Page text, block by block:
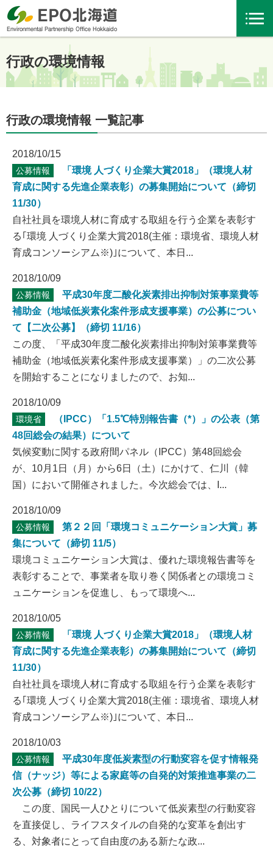
行政の環境情報
行政の環境情報 一覧記事
2018/10/15
公募情報
「環境 人づくり企業大賞2018」（環境人材
育成に関する先進企業表彰）の募集開始について（締切
11/30）
自社社員を環境人材に育成する取組を行う企業を表彰す
る｢環境 人づくり企業大賞2018(主催：環境省、環境人材
育成コンソーシアム※)｣について、本日...
2018/10/09
公募情報
平成30年度二酸化炭素排出抑制対策事業費等
補助金（地域低炭素化案件形成支援事業）の公募につい
て【二次公募】（締切 11/16）
この度、「平成30年度二酸化炭素排出抑制対策事業費等
補助金（地域低炭素化案件形成支援事業）」の二次公募
を開始することになりましたので、お知...
2018/10/09
環境省
（IPCC）「1.5℃特別報告書（*）」の公表（第
48回総会の結果）について
気候変動に関する政府間パネル（IPCC）第48回総会
が、10月1日（月）から6日（土）にかけて、仁川（韓
国）において開催されました。今次総会では、I...
2018/10/09
公募情報
第２２回「環境コミュニケーション大賞」募
集について（締切 11/5）
環境コミュニケーション大賞は、優れた環境報告書等を
表彰することで、事業者を取り巻く関係者との環境コミ
ュニケーションを促進し、もって環境へ...
2018/10/05
公募情報
「環境 人づくり企業大賞2018」（環境人材
育成に関する先進企業表彰）の募集開始について（締切
11/30）
自社社員を環境人材に育成する取組を行う企業を表彰す
る｢環境 人づくり企業大賞2018(主催：環境省、環境人材
育成コンソーシアム※)｣について、本日...
2018/10/03
公募情報
平成30年度低炭素型の行動変容を促す情報発
信（ナッジ）等による家庭等の自発的対策推進事業の二
次公募（締切 10/22）
この度、国民一人ひとりについて低炭素型の行動変容
を直接促し、ライフスタイルの自発的な変革を創出す
る、対象者にとって自由度のある新たな政...